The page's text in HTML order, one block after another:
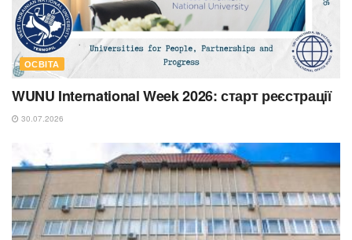
ОСВІТА
WUNU International Week 2026: старт реєстрації
30.07.2026